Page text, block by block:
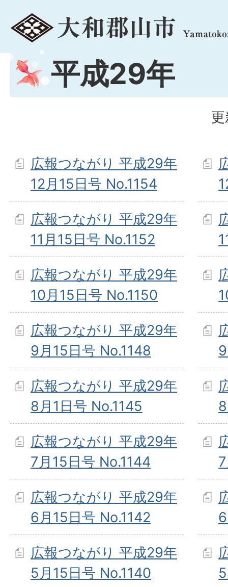
menu
平成29年
広報つながり 平成29年
12月15日号 No.1154
広報つながり 平成29年
11月15日号 No.1152
広報つながり 平成29年
10月15日号 No.1150
広報つながり 平成29年
9月15日号 No.1148
広報つながり 平成29年
8月1日号 No.1145
広報つながり 平成29年
7月15日号 No.1144
広報つながり 平成29年
6月15日号 No.1142
広報つながり 平成29年
5月15日号 No.1140